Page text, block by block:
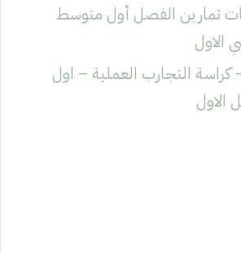
تمارين الفصل أول متوسط
الاول
كراسة التجارب العملية – اول
الاول